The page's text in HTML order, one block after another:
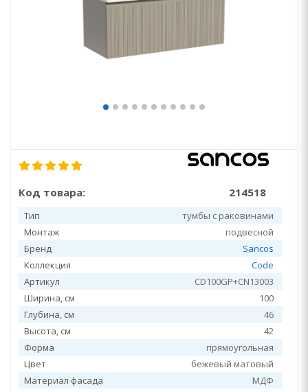
Код товара: 214518
Тип
тумбы с раковинами
Монтаж
подвесной
Бренд
Sancos
Коллекция
Code
Артикул
CD100GP+CN13003
Ширина, см
100
Глубина, см
46
Высота, см
42
Форма
прямоугольная
Цвет
бежевый матовый
Материал фасада
МДФ